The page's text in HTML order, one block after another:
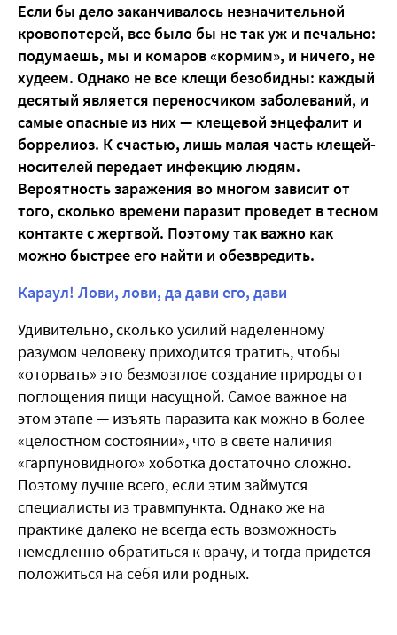
Если бы дело заканчивалось незначительной
кровопотерей, все было бы не так уж и печально:
подумаешь, мы и комаров «кормим», и ничего, не
худеем. Однако не все клещи безобидны: каждый
десятый является переносчиком заболеваний, и
самые опасные из них — клещевой энцефалит и
боррелиоз. К счастью, лишь малая часть клещей-
носителей передает инфекцию людям.
Вероятность заражения во многом зависит от
того, сколько времени паразит проведет в тесном
контакте с жертвой. Поэтому так важно как
можно быстрее его найти и обезвредить.
Караул! Лови, лови, да дави его, дави
Удивительно, сколько усилий наделенному
разумом человеку приходится тратить, чтобы
«оторвать» это безмозглое создание природы от
поглощения пищи насущной. Самое важное на
этом этапе — изъять паразита как можно в более
«целостном состоянии», что в свете наличия
«гарпуновидного» хоботка достаточно сложно.
Поэтому лучше всего, если этим займутся
специалисты из травмпункта. Однако же на
практике далеко не всегда есть возможность
немедленно обратиться к врачу, и тогда придется
положиться на себя или родных.